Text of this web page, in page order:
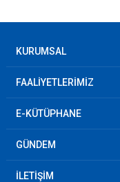
KURUMSAL
FAALİYETLERİMİZ
E-KÜTÜPHANE
GÜNDEM
İLETİŞİM